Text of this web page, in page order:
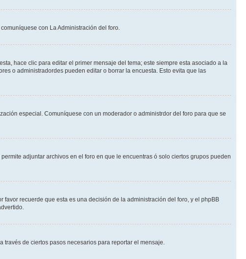
con La Administración del foro.
hace clic para editar el primer mensaje del tema; este siempre esta asociado a la
o administradordes pueden editar o borrar la encuesta. Esto evita que las
especial. Comuníquese con un moderador o administrdor del foro para que se
adjuntar archivos en el foro en que le encuentras ó solo ciertos grupos pueden
recuerde que esta es una decisión de la administración del foro, y el phpBB
de ciertos pasos necesarios para reportar el mensaje.